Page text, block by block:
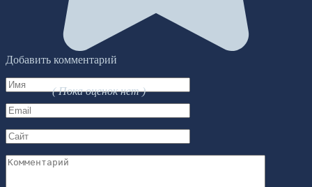
( Пока оценок нет )
Добавить комментарий
Имя
*
Email
*
Сайт
Комментарий